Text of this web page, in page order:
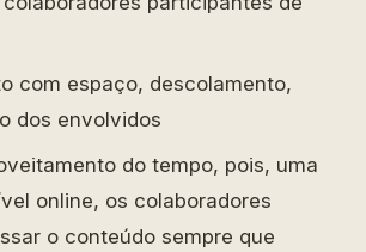
com espaço, descolamento,
dos envolvidos
do tempo, pois, uma
online, os colaboradores
o conteúdo sempre que